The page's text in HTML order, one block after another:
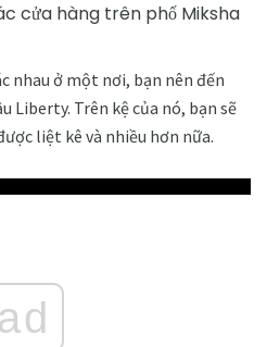
cửa hàng trên phố Miksha
nhau ở một nơi, bạn nên đến
Liberty. Trên kệ của nó, bạn sẽ
liệt kê và nhiều hơn nữa.
ad